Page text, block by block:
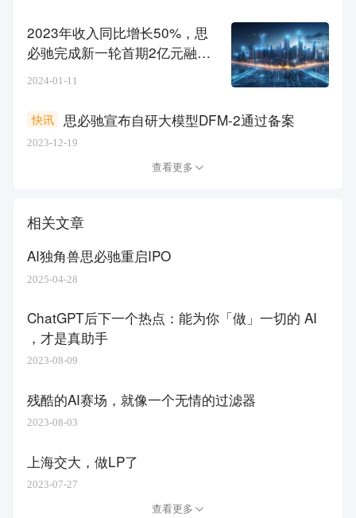
2023年收入同比增长50%，思
必驰完成新一轮首期2亿元融资
2024-01-11
思必驰宣布自研大模型DFM-2通过备案
快讯
2023-12-19
查看更多
相关文章
AI独角兽思必驰重启IPO
2025-04-28
ChatGPT后下一个热点：能为你「做」一切的 AI
，才是真助手
2023-08-09
残酷的AI赛场，就像一个无情的过滤器
2023-08-03
上海交大，做LP了
2023-07-27
查看更多